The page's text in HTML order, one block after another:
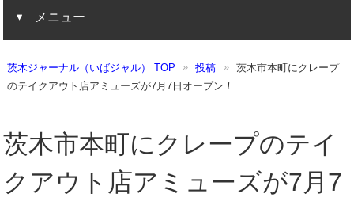
メニュー
茨木ジャーナル（いばジャル） TOP 投稿
茨木市本町にクレープ
のテイクアウト店アミューズが7月7日オープン！
茨木市本町にクレープのテイ
クアウト店アミューズが7月7